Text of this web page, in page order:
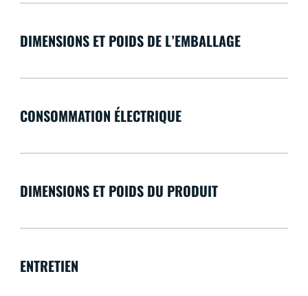
DIMENSIONS ET POIDS DE L’EMBALLAGE
CONSOMMATION ÉLECTRIQUE
DIMENSIONS ET POIDS DU PRODUIT
ENTRETIEN